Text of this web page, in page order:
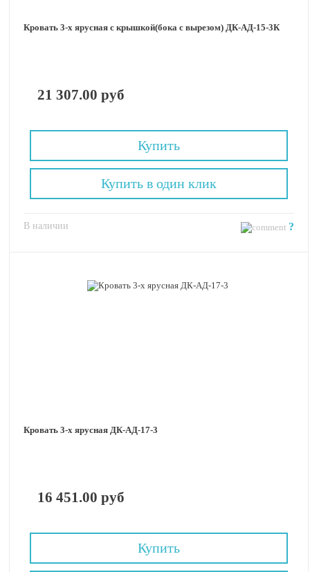
Кровать 3-х ярусная с крышкой(бока с вырезом) ДК-АД-15-3К
21 307.00 руб
Купить
В наличии ?
Купить в один клик
Кровать 3-х ярусная ДК-АД-17-3
16 451.00 руб
Купить